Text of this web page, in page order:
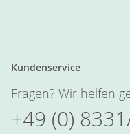
Kundenservice
Fragen? Wir helfen
+49 (0)